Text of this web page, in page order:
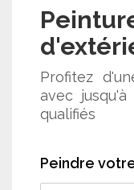
Profitez
avec
qualifiés
Peindre